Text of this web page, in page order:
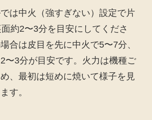
は中火（強すぎない）設定で片
約2〜3分を目安にしてくださ
合は皮目を先に中火で5〜7分、
〜3分が目安です。火力は機種ご
、最初は短めに焼いて様子を見
す。